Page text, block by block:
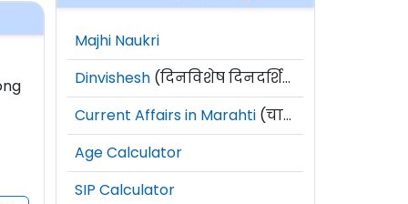
Majhi Naukri
Dinvishesh (दिनविशेष दिनदर्शिका)
Current Affairs in Marahti (चालू घडामोडी)
Age Calculator
SIP Calculator